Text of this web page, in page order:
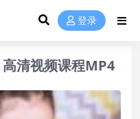
登录
高清视频课程MP4